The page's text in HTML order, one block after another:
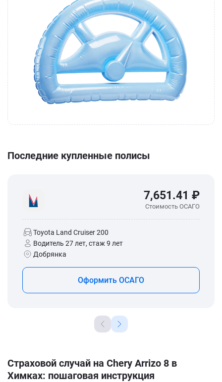
Последние купленные полисы
7,651.41 ₽
Стоимость ОСАГО
Toyota Land Cruiser 200
Водитель 27 лет, стаж 9 лет
Добрянка
Оформить ОСАГО
Страховой случай на Chery Arrizo 8 в
Химках: пошаговая инструкция